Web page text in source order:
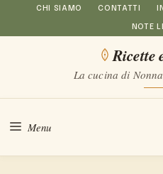
al
CHI SIAMO CONTATTI
NOTE
Ricette
La cucina di
Menu